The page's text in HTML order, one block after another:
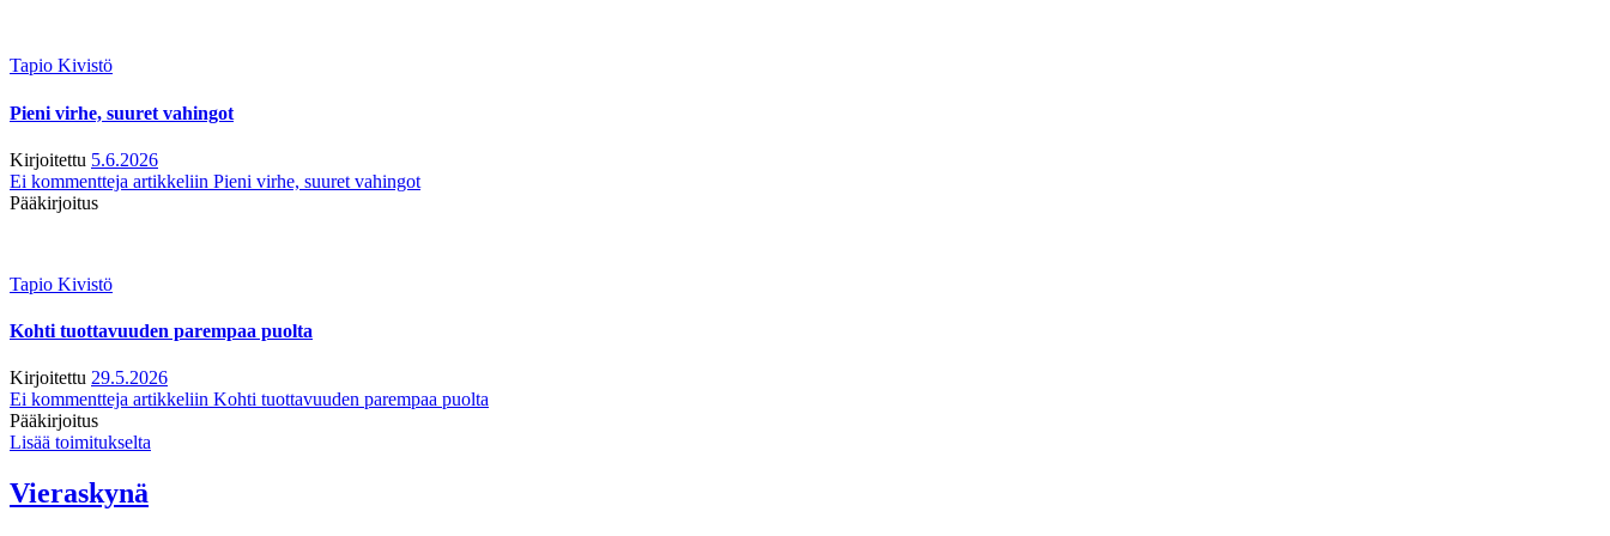
Tapio Kivistö
Pieni virhe, suuret vahingot
Kirjoitettu 5.6.2026
Ei kommentteja artikkeliin Pieni virhe, suuret vahingot
Pääkirjoitus
Tapio Kivistö
Kohti tuottavuuden parempaa puolta
Kirjoitettu 29.5.2026
Ei kommentteja artikkeliin Kohti tuottavuuden parempaa puolta
Pääkirjoitus
Lisää toimitukselta
Vieraskynä